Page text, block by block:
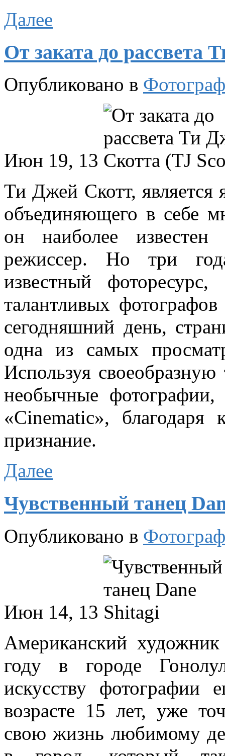
Далее
От заката до рассвета
Опубликовано в
Июн 19, 13
Ти Джей Скотт, является
объединяющего в себе
он наиболее
режиссер. Но три
известный
талантливых
сегодняшний день,
одна из самых
Используя
необычные
«Cinematic»,
признание.
Далее
Чувственный танец
Опубликовано в
Июн 14, 13
Американский
году в городе
искусству
возрасте 15 лет, уже
свою жизнь любимому